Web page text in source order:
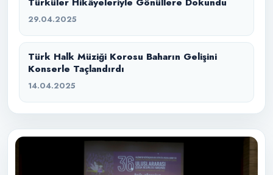
29.04.2025
Türk Halk Müziği Korosu Baharın Gelişini
Konserle Taçlandırdı
14.04.2025